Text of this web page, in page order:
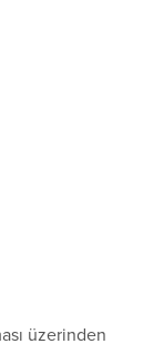
üzerinden